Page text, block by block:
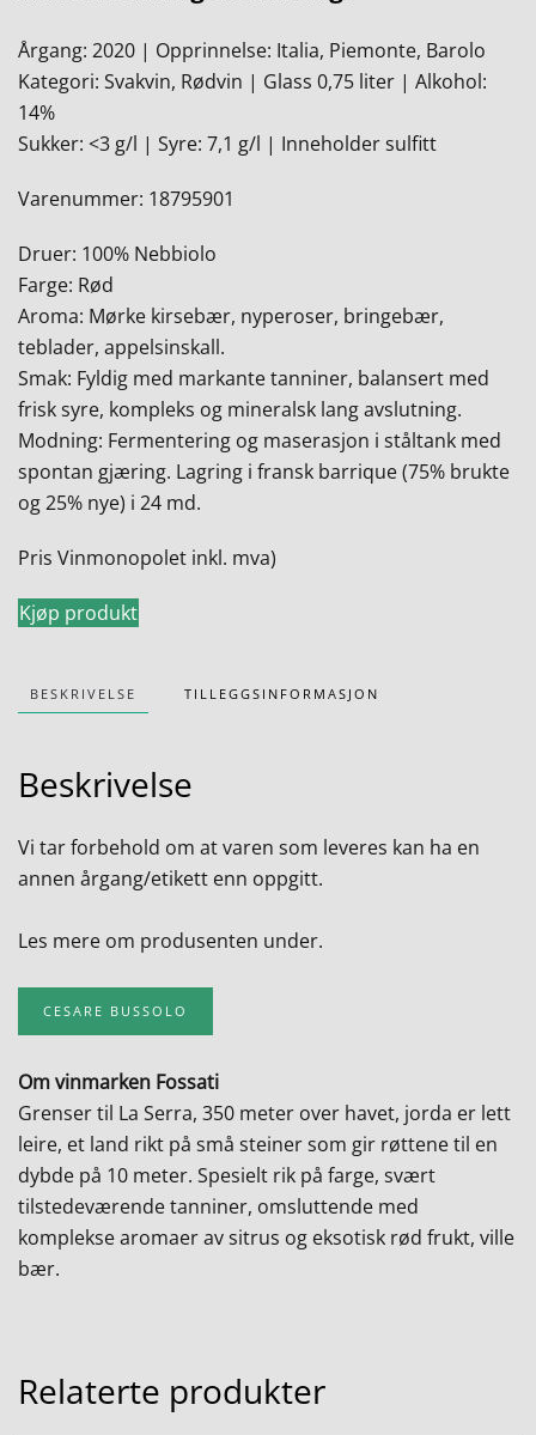
Årgang: 2020 | Opprinnelse: Italia, Piemonte, Barolo
Kategori: Svakvin, Rødvin | Glass 0,75 liter | Alkohol:
14%
Sukker: <3 g/l | Syre: 7,1 g/l | Inneholder sulfitt
Varenummer: 18795901
Druer: 100% Nebbiolo
Farge: Rød
Aroma: Mørke kirsebær, nyperoser, bringebær,
teblader, appelsinskall.
Smak: Fyldig med markante tanniner, balansert med
frisk syre, kompleks og mineralsk lang avslutning.
Modning: Fermentering og maserasjon i ståltank med
spontan gjæring. Lagring i fransk barrique (75% brukte
og 25% nye) i 24 md.
Pris Vinmonopolet inkl. mva)
Kjøp produkt
BESKRIVELSE TILLEGGSINFORMASJON
Beskrivelse
Vi tar forbehold om at varen som leveres kan ha en
annen årgang/etikett enn oppgitt.
Les mere om produsenten under.
CESARE BUSSOLO
Om vinmarken Fossati
Grenser til La Serra, 350 meter over havet, jorda er lett
leire, et land rikt på små steiner som gir røttene til en
dybde på 10 meter. Spesielt rik på farge, svært
tilstedeværende tanniner, omsluttende med
komplekse aromaer av sitrus og eksotisk rød frukt, ville
bær.
Relaterte produkter